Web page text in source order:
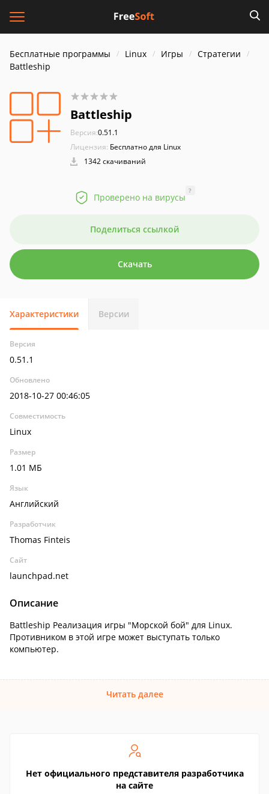
Бесплатные программы Linux Игры
Стратегии
Battleship
Battleship
Версия:0.51.1
Лицензия: Бесплатно для Linux
1342 скачиваний
Проверено на вирусы
?
Поделиться ссылкой
Скачать
Характеристики Версии
Версия
0.51.1
Обновлено
2018-10-27 00:46:05
Совместимость
Linux
Размер
1.01 МБ
Язык
Английский
Разработчик
Thomas Finteis
Сайт
launchpad.net
Описание
Battleship Реализация игры "Морской бой" для Linux.
Противником в этой игре может выступать только
компьютер.
Читать далее
Нет официального представителя разработчика
на сайте